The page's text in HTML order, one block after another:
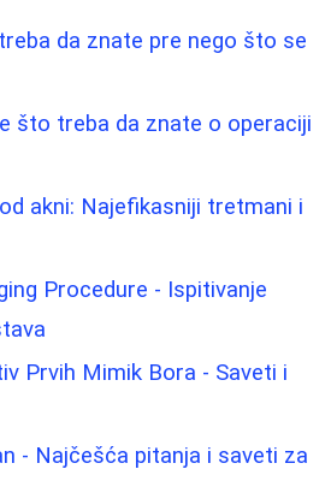
da znate pre nego što se
što treba da znate o operaciji
akni: Najefikasniji tretmani i
Procedure - Ispitivanje
Prvih Mimik Bora - Saveti i
- Najčešća pitanja i saveti za